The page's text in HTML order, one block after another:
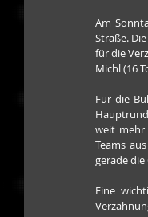
Am
Straße.
für die
Michl (16
Für die
weit mehr
Teams
gerade
Eine